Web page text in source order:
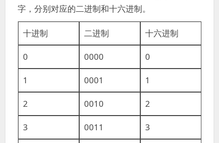
字，分别对应的二进制和十六进制。
十进制 二进制 十六进制
0 0000 0
1 0001 1
2 0010 2
3 0011 3